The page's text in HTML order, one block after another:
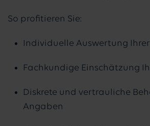
So profitieren Sie:
Individuelle Auswertung
Fachkundige Einschätzung
Diskrete und vertrauliche
Angaben